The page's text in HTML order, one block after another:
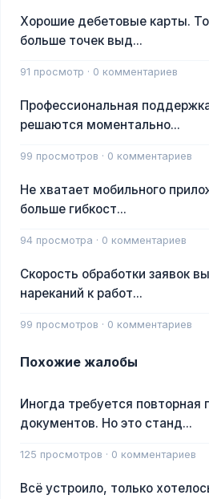
Хорошие дебетовые карты.
больше точек выд...
91 просмотр · 0 комментариев
Профессиональная
решаются моментально...
99 просмотров · 0 комментариев
Не хватает мобильного
больше гибкост...
94 просмотра · 0 комментариев
Скорость обработки заявок
нареканий к работ...
99 просмотров · 0 комментариев
Похожие жалобы
Иногда требуется повторная
документов. Но это станд...
125 просмотров · 0 комментариев
Всё устроило, только